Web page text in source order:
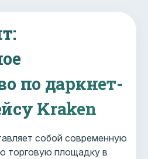
по даркнет-
Kraken
собой современную
торговую площадку в